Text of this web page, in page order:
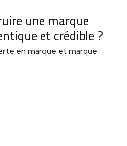
une marque
et crédible ?
en marque et marque